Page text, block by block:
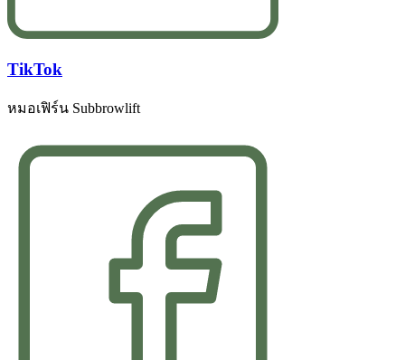
TikTok
หมอเฟิร์น Subbrowlift